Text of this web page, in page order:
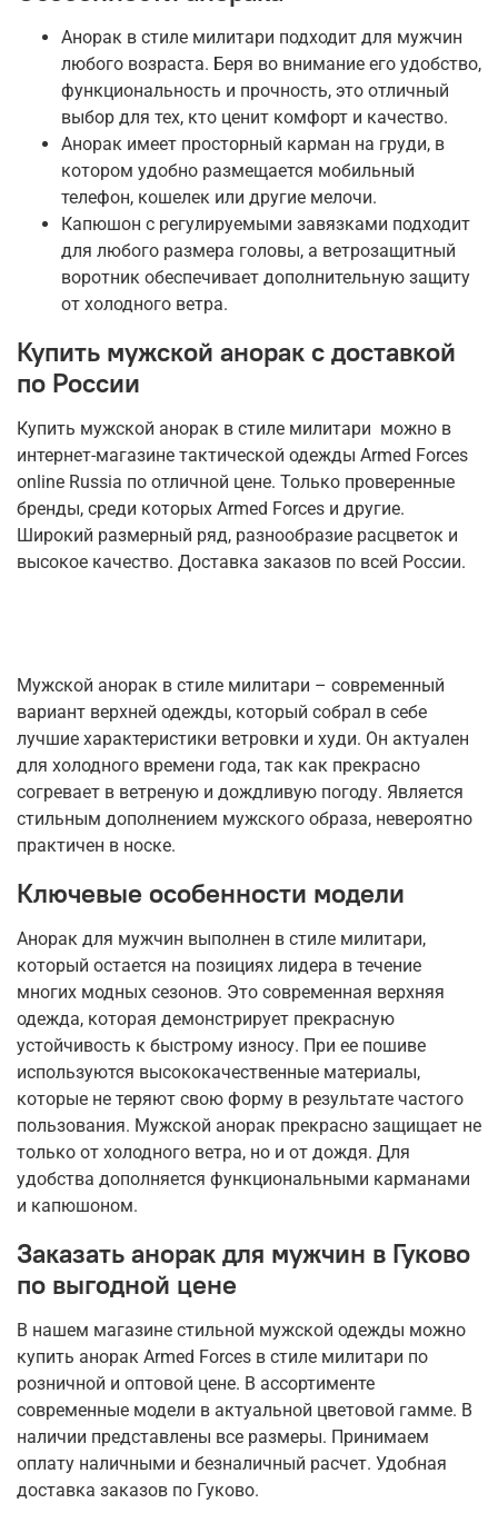
Анорак в стиле милитари подходит для мужчин
любого возраста. Беря во внимание его удобство,
функциональность и прочность, это отличный
выбор для тех, кто ценит комфорт и качество.
Анорак имеет просторный карман на груди, в
котором удобно размещается мобильный
телефон, кошелек или другие мелочи.
Капюшон с регулируемыми завязками подходит
для любого размера головы, а ветрозащитный
воротник обеспечивает дополнительную защиту
от холодного ветра.
Купить мужской анорак с доставкой
по России
Купить мужской анорак в стиле милитари можно в
интернет-магазине тактической одежды Armed Forces
online Russia по отличной цене. Только проверенные
бренды, среди которых Armed Forces и другие.
Широкий размерный ряд, разнообразие расцветок и
высокое качество. Доставка заказов по всей России.
Мужской анорак в стиле милитари – современный
вариант верхней одежды, который собрал в себе
лучшие характеристики ветровки и худи. Он актуален
для холодного времени года, так как прекрасно
согревает в ветреную и дождливую погоду. Является
стильным дополнением мужского образа, невероятно
практичен в носке.
Ключевые особенности модели
Анорак для мужчин выполнен в стиле милитари,
который остается на позициях лидера в течение
многих модных сезонов. Это современная верхняя
одежда, которая демонстрирует прекрасную
устойчивость к быстрому износу. При ее пошиве
используются высококачественные материалы,
которые не теряют свою форму в результате частого
пользования. Мужской анорак прекрасно защищает не
только от холодного ветра, но и от дождя. Для
удобства дополняется функциональными карманами
и капюшоном.
Заказать анорак для мужчин в Гуково
по выгодной цене
В нашем магазине стильной мужской одежды можно
купить анорак Armed Forces в стиле милитари по
розничной и оптовой цене. В ассортименте
современные модели в актуальной цветовой гамме. В
наличии представлены все размеры. Принимаем
оплату наличными и безналичный расчет. Удобная
доставка заказов по Гуково.